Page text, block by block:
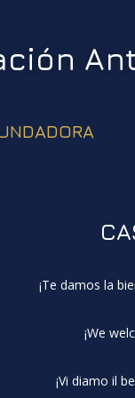
¡Te damos la
¡We
¡Vi diamo il